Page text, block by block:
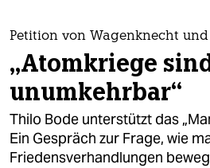
themen
politik
öko
gesellschaft
Petition von Wagenknecht
„Atomkriege
unumkehrbar“
Thilo Bode unterstützt das
Ein Gespräch zur Frage, wie
Friedensverhandlungen